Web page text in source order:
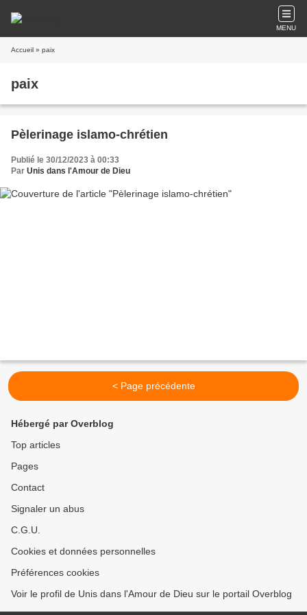
MENU
Accueil » paix
paix
Pèlerinage islamo-chrétien
Publié le 30/12/2023 à 00:33
Par Unis dans l'Amour de Dieu
< Page précédente
Hébergé par Overblog
Top articles
Pages
Contact
Signaler un abus
C.G.U.
Cookies et données personnelles
Préférences cookies
Voir le profil de Unis dans l'Amour de Dieu sur le portail Overblog